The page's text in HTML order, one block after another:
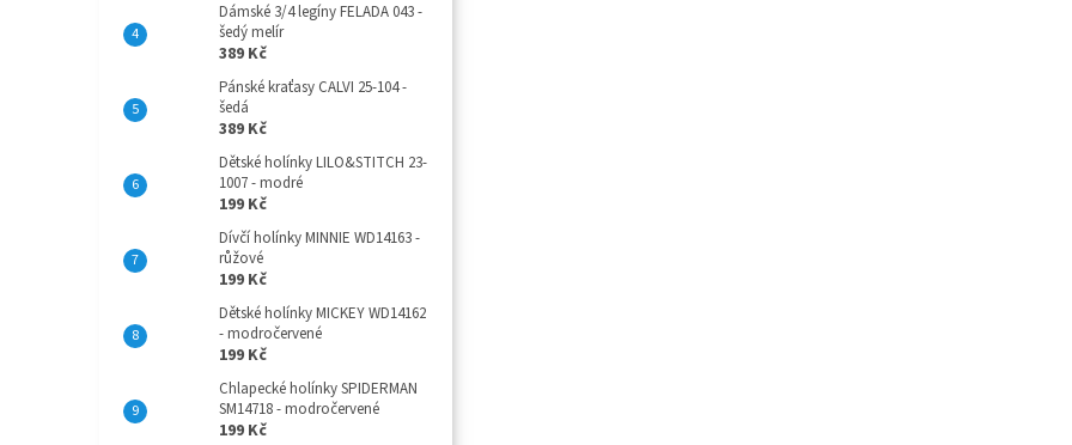
Dámské 3/4 legíny FELADA 043 -
šedý melír
389 Kč
Pánské kraťasy CALVI 25-104 -
šedá
389 Kč
Dětské holínky LILO&STITCH 23-
1007 - modré
199 Kč
Dívčí holínky MINNIE WD14163 -
růžové
199 Kč
Dětské holínky MICKEY WD14162
- modročervené
199 Kč
Chlapecké holínky SPIDERMAN
SM14718 - modročervené
199 Kč